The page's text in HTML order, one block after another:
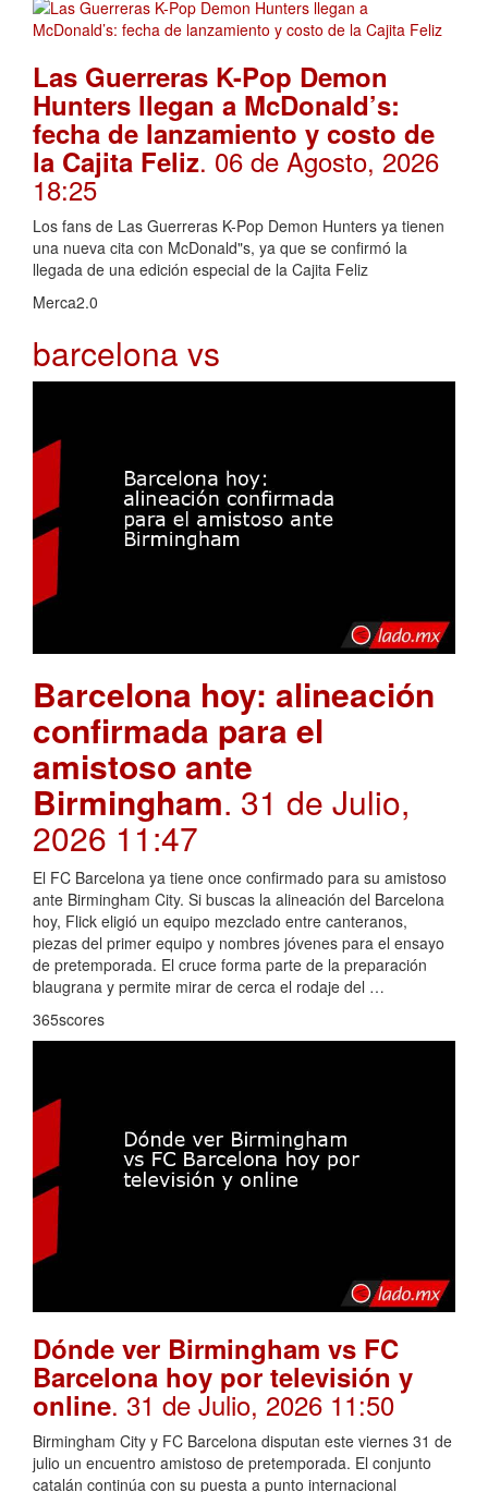
Las Guerreras K-Pop Demon
Hunters llegan a McDonald’s:
fecha de lanzamiento y costo de
la Cajita Feliz. 06 de Agosto, 2026
18:25
Los fans de Las Guerreras K-Pop Demon Hunters ya tienen
una nueva cita con McDonald"s, ya que se confirmó la
llegada de una edición especial de la Cajita Feliz
Merca2.0
barcelona vs
Barcelona hoy: alineación
confirmada para el
amistoso ante
Birmingham. 31 de Julio,
2026 11:47
El FC Barcelona ya tiene once confirmado para su amistoso
ante Birmingham City. Si buscas la alineación del Barcelona
hoy, Flick eligió un equipo mezclado entre canteranos,
piezas del primer equipo y nombres jóvenes para el ensayo
de pretemporada. El cruce forma parte de la preparación
blaugrana y permite mirar de cerca el rodaje del …
365scores
Dónde ver Birmingham vs FC
Barcelona hoy por televisión y
online. 31 de Julio, 2026 11:50
Birmingham City y FC Barcelona disputan este viernes 31 de
julio un encuentro amistoso de pretemporada. El conjunto
catalán continúa con su puesta a punto internacional